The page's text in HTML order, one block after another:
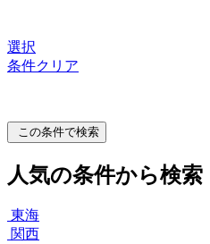
選択
条件クリア
この条件で検索
人気の条件から検索
東海
関西